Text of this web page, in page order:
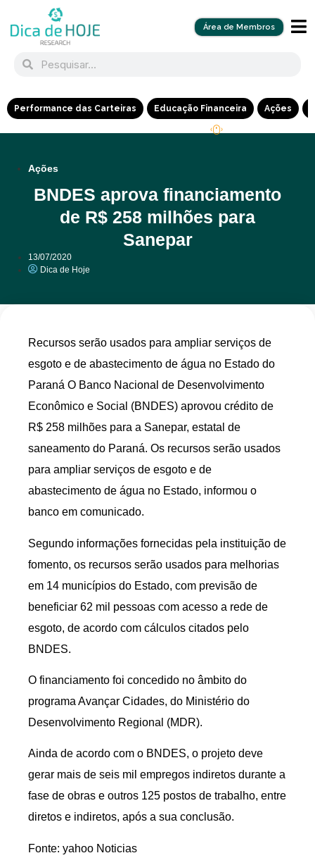
Área de Membros
Performance das Carteiras Educação Financeira Ações
Ações
BNDES aprova financiamento
de R$ 258 milhões para
Sanepar
13/07/2020
Dica de Hoje
Recursos serão usados para ampliar serviços de
esgoto e de abastecimento de água no Estado do
Paraná O Banco Nacional de Desenvolvimento
Econômico e Social (BNDES) aprovou crédito de
R$ 258 milhões para a Sanepar, estatal de
saneamento do Paraná. Os recursos serão usados
para ampliar serviços de esgoto e de
abastecimento de água no Estado, informou o
banco em comunicado.
Segundo informações fornecidas pela instituição de
fomento, os recursos serão usados para melhorias
em 14 municípios do Estado, com previsão de
beneficiar 62 mil pessoas com acesso a rede de
esgoto, de acordo com cálculos citados pelo
BNDES.
O financiamento foi concedido no âmbito do
programa Avançar Cidades, do Ministério do
Desenvolvimento Regional (MDR).
Ainda de acordo com o BNDES, o projeto deve
gerar mais de seis mil empregos indiretos durante a
fase de obras e outros 125 postos de trabalho, entre
diretos e indiretos, após a sua conclusão.
Fonte: yahoo Noticias